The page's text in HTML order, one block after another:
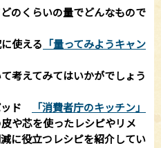
のくらいの量でどんなもので
使える 「量ってみようキャン
考えてみてはいかがでしょう
ッド
「消費者庁のキッチン」
や芯を使ったレシピやリメ
に役立つレシピを紹介してい